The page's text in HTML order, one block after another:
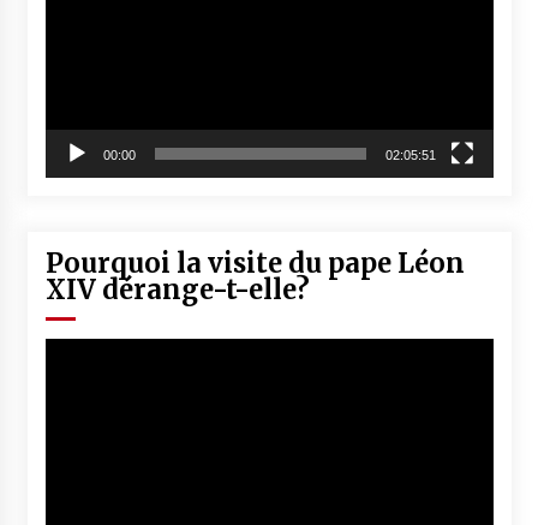
00:00 02:05:51
Pourquoi la visite du pape Léon
XIV dérange-t-elle?